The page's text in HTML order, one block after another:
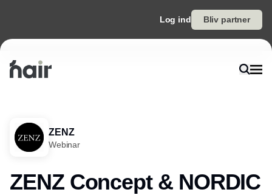
Log ind Bliv partner
ZENZ
Webinar
ZENZ Concept & NORDIC